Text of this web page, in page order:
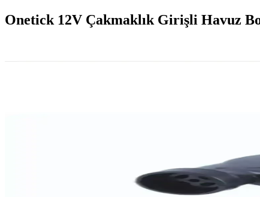
Onetick 12V Çakmaklık Girişli Havuz